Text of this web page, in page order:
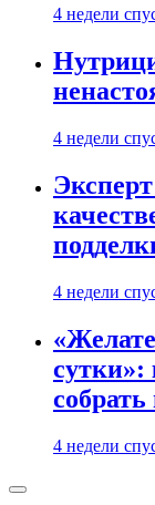
4 недели
4 недели
4 недели
сутки»:
4 недели